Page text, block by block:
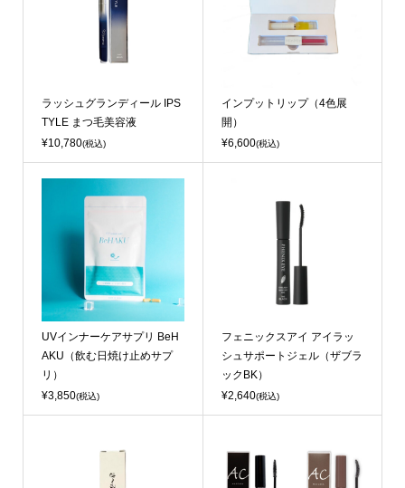
ラッシュグランディール IPS
TYLE まつ毛美容液
¥10,780(税込)
インプットリップ（4色展
開）
¥6,600(税込)
UVインナーケアサプリ BeH
AKU（飲む日焼け止めサプ
リ）
¥3,850(税込)
フェニックスアイ アイラッ
シュサポートジェル（ザブラ
ックBK）
¥2,640(税込)